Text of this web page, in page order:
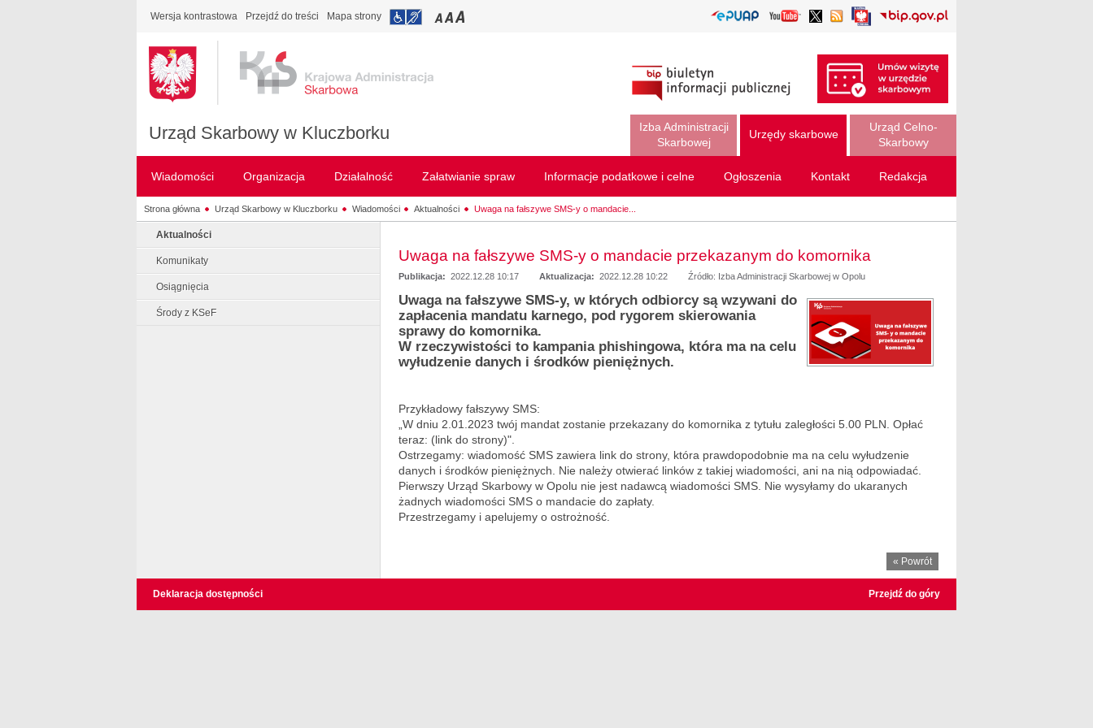
Wersja kontrastowa Przejdź do treści Mapa strony
Urząd Skarbowy w Kluczborku
Izba Administracji
Skarbowej
Urzędy skarbowe
Urząd Celno-
Skarbowy
Wiadomości Organizacja Działalność Załatwianie spraw Informacje podatkowe i celne Ogłoszenia Kontakt Redakcja
Strona główna Urząd Skarbowy w Kluczborku Wiadomości Aktualności Uwaga na fałszywe SMS-y o mandacie...
Aktualności
Komunikaty
Osiągnięcia
Środy z KSeF
Uwaga na fałszywe SMS-y o mandacie przekazanym do komornika
Publikacja: 2022.12.28 10:17 Aktualizacja: 2022.12.28 10:22 Źródło: Izba Administracji Skarbowej w Opolu
Uwaga na fałszywe SMS-y, w których odbiorcy są wzywani do
zapłacenia mandatu karnego, pod rygorem skierowania
sprawy do komornika.
W rzeczywistości to kampania phishingowa, która ma na celu
wyłudzenie danych i środków pieniężnych.
Przykładowy fałszywy SMS:
„W dniu 2.01.2023 twój mandat zostanie przekazany do komornika z tytułu zaległości 5.00 PLN. Opłać
teraz: (link do strony)".
Ostrzegamy: wiadomość SMS zawiera link do strony, która prawdopodobnie ma na celu wyłudzenie
danych i środków pieniężnych. Nie należy otwierać linków z takiej wiadomości, ani na nią odpowiadać.
Pierwszy Urząd Skarbowy w Opolu nie jest nadawcą wiadomości SMS. Nie wysyłamy do ukaranych
żadnych wiadomości SMS o mandacie do zapłaty.
Przestrzegamy i apelujemy o ostrożność.
« Powrót
Deklaracja dostępności Przejdź do góry